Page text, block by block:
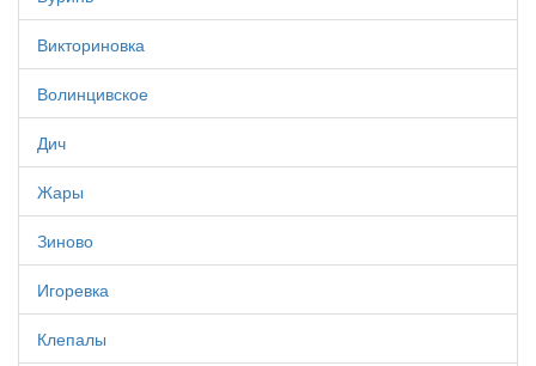
Викториновка
Волинцивское
Дич
Жары
Зиново
Игоревка
Клепалы